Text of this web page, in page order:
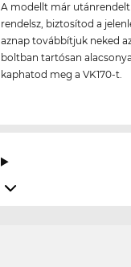
A modellt már
rendelsz, biztosítod a
aznap továbbítjuk neked
boltban tartósan
kaphatod meg a VK170-t.